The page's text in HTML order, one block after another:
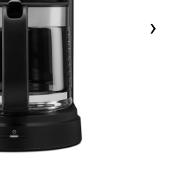
›